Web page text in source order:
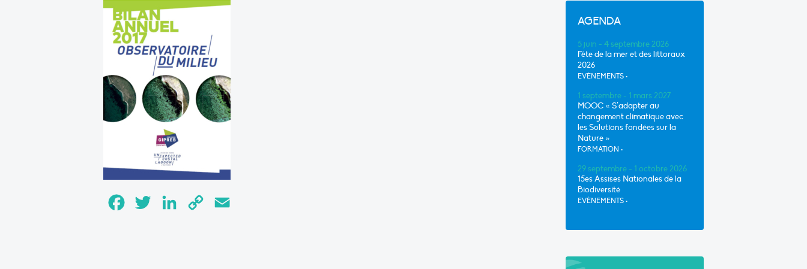
FacebookTwitter LinkedInCopy
AGENDA
5 juin - 4 septembre 2026
Fête de la mer et des littoraux
2026
EVÈNEMENTS •
1 septembre - 1 mars 2027
MOOC « S’adapter au
changement climatique avec
les Solutions fondées sur la
Nature »
FORMATION •
29 septembre - 1 octobre 2026
15es Assises Nationales de la
Biodiversité
EVÈNEMENTS •